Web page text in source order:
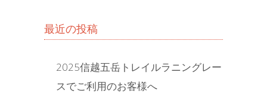
最近の投稿
2025信越五岳トレイルラニングレー
スでご利用のお客様へ